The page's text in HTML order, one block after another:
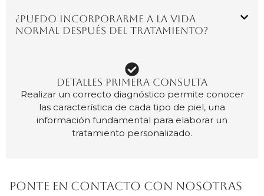
¿Puedo incorporarme a la vida
normal después del tratamiento?
DETALLES PRIMERA CONSULTA
Realizar un correcto diagnóstico permite conocer
las característica de cada tipo de piel, una
información fundamental para elaborar un
tratamiento personalizado.
Ponte en contacto con nosotras